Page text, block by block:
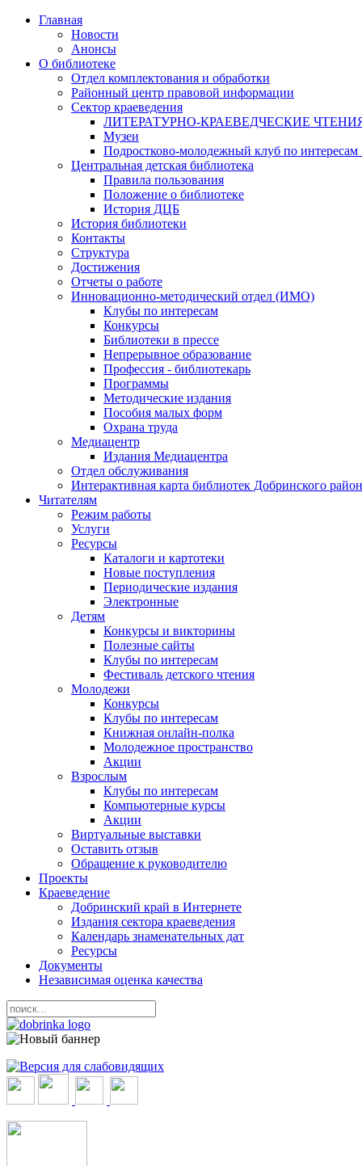
Главная
Новости
Анонсы
О библиотеке
Отдел комплектования и обработки
Районный центр правовой информации
Сектор краеведения
ЛИТЕРАТУРНО-КРАЕВЕДЧЕСКИЕ
Музеи
Подростково-молодежный клуб по интересам
Центральная детская библиотека
Правила пользования
Положение о библиотеке
История ДЦБ
История библиотеки
Контакты
Структура
Достижения
Отчеты о работе
Инновационно-методический отдел (ИМО)
Клубы по интересам
Конкурсы
Библиотеки в прессе
Непрерывное образование
Профессия - библиотекарь
Программы
Методические издания
Пособия малых форм
Охрана труда
Медиацентр
Издания Медиацентра
Отдел обслуживания
Интерактивная карта библиотек Добринского
Читателям
Режим работы
Услуги
Ресурсы
Каталоги и картотеки
Новые поступления
Периодические издания
Электронные
Детям
Конкурсы и викторины
Полезные сайты
Клубы по интересам
Фестиваль детского чтения
Молодежи
Конкурсы
Клубы по интересам
Книжная онлайн-полка
Молодежное пространство
Акции
Взрослым
Клубы по интересам
Компьютерные курсы
Акции
Виртуальные выставки
Оставить отзыв
Обращение к руководителю
Проекты
Краеведение
Добринский край в Интернете
Издания сектора краеведения
Календарь знаменательных дат
Ресурсы
Документы
Независимая оценка качества